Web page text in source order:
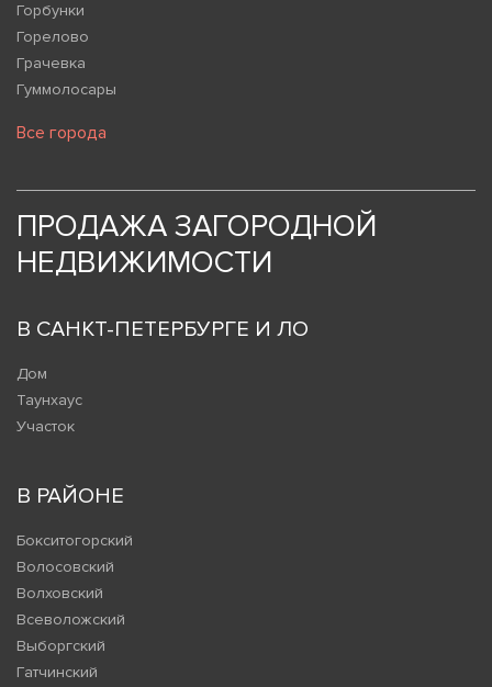
Горбунки
Горелово
Грачевка
Гуммолосары
Все города
ПРОДАЖА ЗАГОРОДНОЙ
НЕДВИЖИМОСТИ
В САНКТ-ПЕТЕРБУРГЕ И ЛО
Дом
Таунхаус
Участок
В РАЙОНЕ
Бокситогорский
Волосовский
Волховский
Всеволожский
Выборгский
Гатчинский